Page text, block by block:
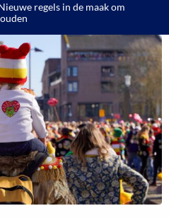
regels in de maak om